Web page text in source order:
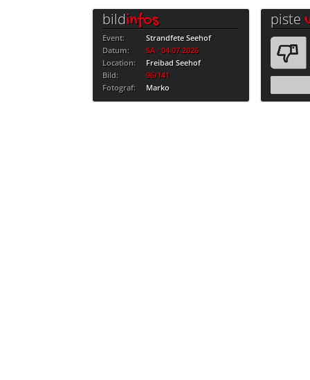
bildinfos
Event:
Strandfete Seehof
Datum:
SA · 04.07.2026
Location:
Freibad Seehof
Bild:
96/141
Fotograf:
Marko
piste